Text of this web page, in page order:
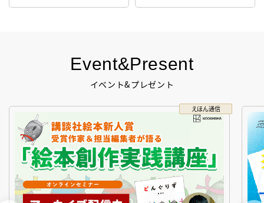
Event&Present
イベント&プレゼント
えほん通信